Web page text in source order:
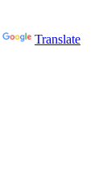
Translate